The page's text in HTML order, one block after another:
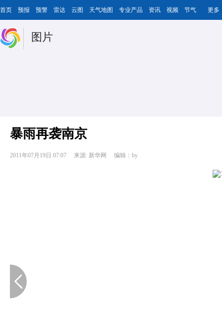
首页 预报 预警 雷达 云图 天气地图 专业产品 资讯 视频 节气 更多
图片
暴雨再袭南京
2011年07月19日 07:07 来源: 新华网 编辑：by